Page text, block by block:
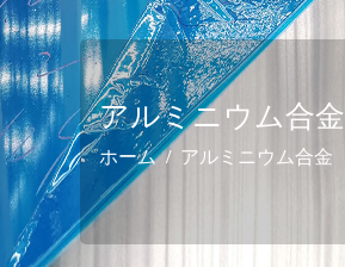
アルミニウム合金
ホーム アルミニウム合金